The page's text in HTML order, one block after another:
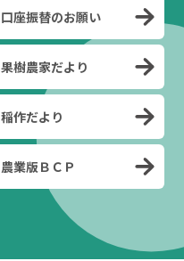
口座振替のお願い
果樹農家だより
稲作だより
農業版ＢＣＰ